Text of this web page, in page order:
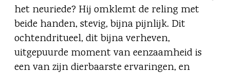
het neuriede? Hij omklemt de reling met
beide handen, stevig, bijna pijnlijk. Dit
ochtendritueel, dit bijna verheven,
uitgepuurde moment van eenzaamheid is
een van zijn dierbaarste ervaringen, en